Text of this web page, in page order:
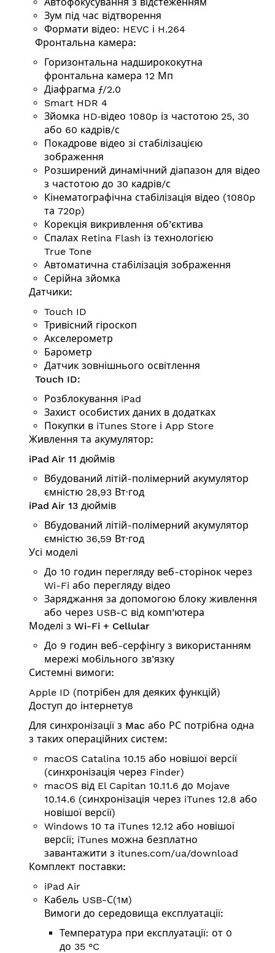
Зум під час відтворення
Формати відео: HEVC і H.264
Фронтальна камера:
Горизонтальна надширококутна
фронтальна камера 12 Мп
Діафрагма ƒ/2.0
Smart HDR 4
Зйомка HD‑відео 1080p із частотою 25, 30
або 60 кадрів/с
Покадрове відео зі стабілізацією
зображення
Розширений динамічний діапазон для відео
з частотою до 30 кадрів/с
Кінемато­графічна стабілізація відео (1080p
та 720p)
Корекція викривлення об’єктива
Спалах Retina Flash із технологією
True Tone
Автоматична стабілізація зображення
Серійна зйомка
Датчики:
Touch ID
Тривісний гіроскоп
Аксе­ле­ро­метр
Барометр
Датчик зовнішнього освітлення
Touch ID:
Розблокування iPad
Захист особистих даних в додатках
Покупки в iTunes Store і App Store
Живлення та акумулятор:
iPad Air 11 дюймів
Вбудований літій-полімерний акумулятор
ємністю 28,93 Вт·год
iPad Air 13 дюймів
Вбудований літій-полімерний акумулятор
ємністю 36,59 Вт·год
Усі моделі
До 10 годин перегляду веб-сторінок через
Wi-Fi або перегляду відео
Заряджання за допомогою блоку живлення
або через USB-C від комп’ютера
Моделі з Wi-Fi + Cellular
До 9 годин веб-серфінгу з використанням
мережі мобільного зв’язку
Системні вимоги:
Apple ID (потрібен для деяких функцій)
Доступ до інтернету8
Для синхронізації з Mac або РС потрібна одна
з таких операційних систем:
macOS Catalina 10.15 або новішої версії
(синхронізація через Finder)
macOS від El Capitan 10.11.6 до Mojave
10.14.6 (синхронізація через iTunes 12.8 або
новішої версії)
Windows 10 та iTunes 12.12 або новішої
версії; iTunes можна безплатно
завантажити з itunes.com/ua/download
Комплект поставки:
iPad Air
Кабель USB-С(1м)
Вимоги до середовища експлуатації:
Температура при експлуатації: от 0
до 35 °C